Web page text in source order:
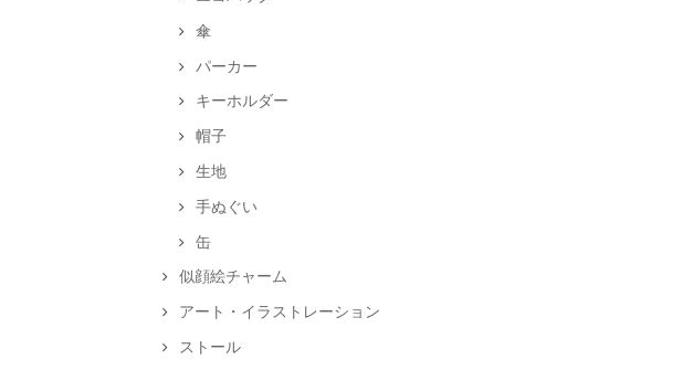
傘
パーカー
キーホルダー
帽子
生地
手ぬぐい
缶
似顔絵チャーム
アート・イラストレーション
ストール